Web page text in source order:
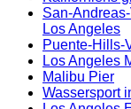
San-
Los Angeles
Puente-Hills-
Los Angeles
Malibu Pier
Wassersport